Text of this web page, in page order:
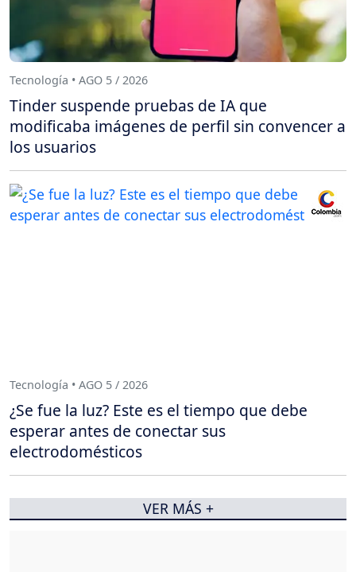
Tecnología • AGO 5 / 2026
Tinder suspende pruebas de IA que
modificaba imágenes de perfil sin convencer a
los usuarios
Tecnología • AGO 5 / 2026
¿Se fue la luz? Este es el tiempo que debe
esperar antes de conectar sus
electrodomésticos
VER MÁS +